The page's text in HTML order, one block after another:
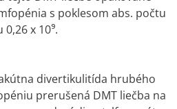
s poklesom abs. počtu
x 10⁹.
divertikulitída hrubého
prerušená DMT liečba na